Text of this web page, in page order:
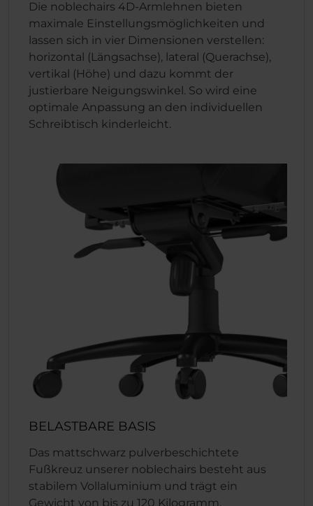
Die noblechairs 4D-Armlehnen bieten
maximale Einstellungsmöglichkeiten und
lassen sich in vier Dimensionen verstellen:
horizontal (Längsachse), lateral (Querachse),
vertikal (Höhe) und dazu kommt der
justierbare Neigungswinkel. So wird eine
optimale Anpassung an den individuellen
Schreibtisch kinderleicht.
BELASTBARE BASIS
Das mattschwarz pulverbeschichtete
Fußkreuz unserer noblechairs besteht aus
stabilem Vollaluminium und trägt ein
Gewicht von bis zu 120 Kilogramm.